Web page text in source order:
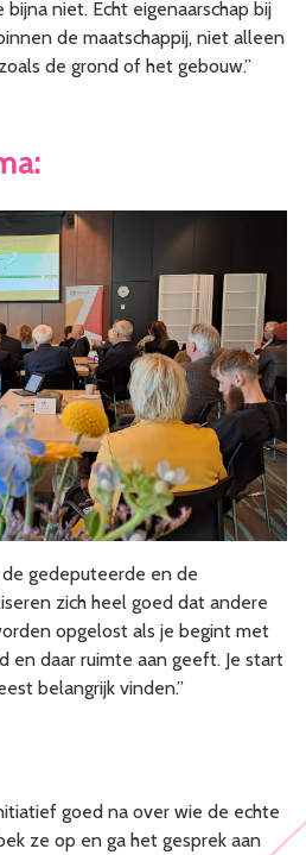
niet. Echt eigenaarschap bij
de maatschappij, niet alleen
de grond of het gebouw.”
gedeputeerde en de
zich heel goed dat andere
opgelost als je begint met
en daar ruimte aan geeft. Je start
belangrijk vinden.”
goed na over wie de echte
ze op en ga het gesprek aan